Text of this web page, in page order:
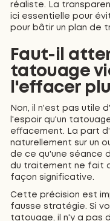
réaliste. La
ici essentielle pour
pour bâtir un plan de
Faut-il
tatouage
l'effacer
Non, il n'est pas utile
l'espoir qu'un
effacement. La part
naturellement sur un
de ce qu'une séance
du traitement ne fait
façon significative.
Cette précision est
fausse stratégie. Si
tatouage, il n'y a pas